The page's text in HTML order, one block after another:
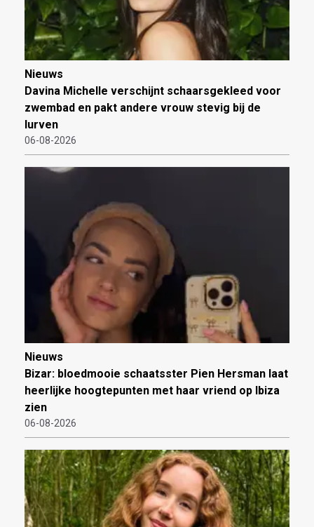
Nieuws
Davina Michelle verschijnt schaarsgekleed voor
zwembad en pakt andere vrouw stevig bij de
lurven
06-08-2026
Nieuws
Bizar: bloedmooie schaatsster Pien Hersman laat
heerlijke hoogtepunten met haar vriend op Ibiza
zien
06-08-2026